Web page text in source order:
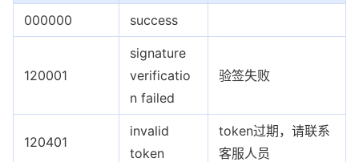
000000 success
120001
signature
verificatio
n failed
验签失败
120401
invalid
token
token过期，请联系
客服人员